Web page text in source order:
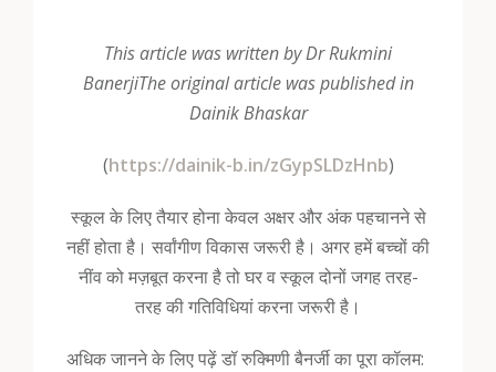
This article was written by Dr Rukmini
BanerjiThe original article was published in
Dainik Bhaskar
(https://dainik-b.in/zGypSLDzHnb)
स्कूल के लिए तैयार होना केवल अक्षर और अंक पहचानने से
नहीं होता है। सर्वांगीण विकास जरूरी है। अगर हमें बच्चों की
नींव को मज़बूत करना है तो घर व स्कूल दोनों जगह तरह-
तरह की गतिविधियां करना जरूरी है।
अधिक जानने के लिए पढ़ें डॉ रुक्मिणी बैनर्जी का पूरा कॉलम: